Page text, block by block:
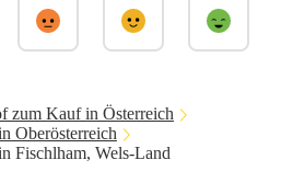
zum Kauf in Österreich
Oberösterreich
Fischlham, Wels-Land